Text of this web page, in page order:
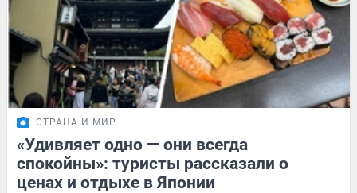
СТРАНА И МИР
«Удивляет одно — они всегда
спокойны»: туристы рассказали о
ценах и отдыхе в Японии